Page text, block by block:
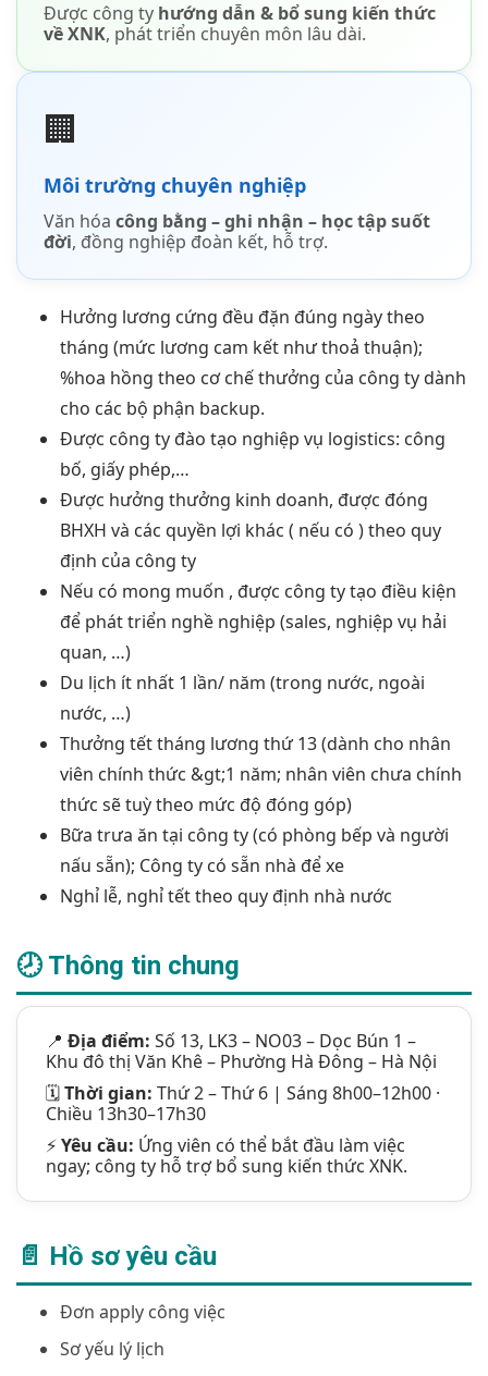
Được công ty hướng dẫn & bổ sung kiến thức
về XNK, phát triển chuyên môn lâu dài.
🏢
Môi trường chuyên nghiệp
Văn hóa công bằng – ghi nhận – học tập suốt
đời, đồng nghiệp đoàn kết, hỗ trợ.
Hưởng lương cứng đều đặn đúng ngày theo
tháng (mức lương cam kết như thoả thuận);
%hoa hồng theo cơ chế thưởng của công ty dành
cho các bộ phận backup.
Được công ty đào tạo nghiệp vụ logistics: công
bố, giấy phép,…
Được hưởng thưởng kinh doanh, được đóng
BHXH và các quyền lợi khác ( nếu có ) theo quy
định của công ty
Nếu có mong muốn , được công ty tạo điều kiện
để phát triển nghề nghiệp (sales, nghiệp vụ hải
quan, …)
Du lịch ít nhất 1 lần/ năm (trong nước, ngoài
nước, …)
Thưởng tết tháng lương thứ 13 (dành cho nhân
viên chính thức &gt;1 năm; nhân viên chưa chính
thức sẽ tuỳ theo mức độ đóng góp)
Bữa trưa ăn tại công ty (có phòng bếp và người
nấu sẵn); Công ty có sẵn nhà để xe
Nghỉ lễ, nghỉ tết theo quy định nhà nước
🕗 Thông tin chung
📍 Địa điểm: Số 13, LK3 – NO03 – Dọc Bún 1 –
Khu đô thị Văn Khê – Phường Hà Đông – Hà Nội
🗓️Thời gian: Thứ 2 – Thứ 6 | Sáng 8h00–12h00 ·
Chiều 13h30–17h30
⚡Yêu cầu: Ứng viên có thể bắt đầu làm việc
ngay; công ty hỗ trợ bổ sung kiến thức XNK.
📄 Hồ sơ yêu cầu
Đơn apply công việc
Sơ yếu lý lịch